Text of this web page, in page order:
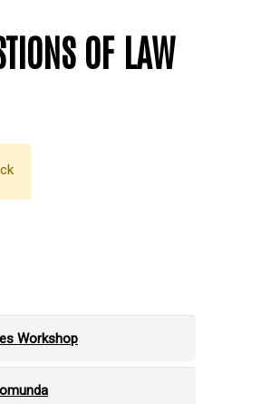
OF LAW
Workshop